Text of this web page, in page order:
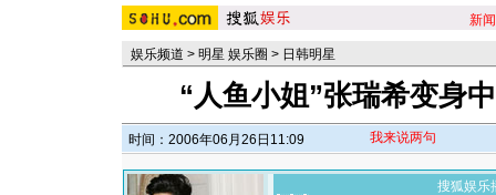
新闻
娱乐频道 > 明星 娱乐圈 > 日韩明星
“人鱼小姐”张瑞希变身
时间：2006年06月26日11:09 我来说两句
搜狐娱乐